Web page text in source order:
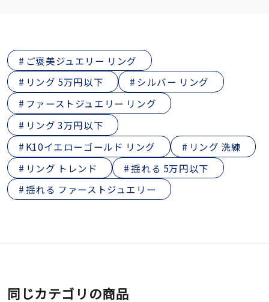
ご褒美ジュエリー リング
リング 5万円以下
シルバー リング
ファーストジュエリー リング
リング 3万円以下
K10イエローゴールド リング
リング 洗練
リング トレンド
揺れる 5万円以下
揺れる ファーストジュエリー
同じカテゴリの商品